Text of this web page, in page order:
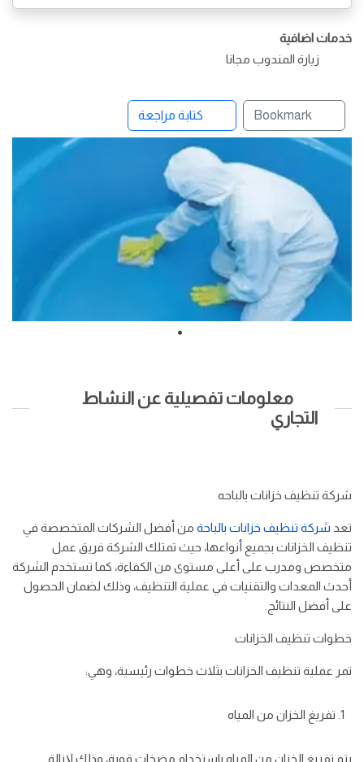
خدمات اضافية
زيارة المندوب مجانا
Bookmark كتابة مراجعة
معلومات تفصيلية عن النشاط
التجاري
شركة تنظيف خزانات بالباحه
تعد شركة تنظيف خزانات بالباحة من أفضل الشركات المتخصصة في
تنظيف الخزانات بجميع أنواعها، حيث تمتلك الشركة فريق عمل
متخصص ومدرب على أعلى مستوى من الكفاءة، كما تستخدم الشركة
أحدث المعدات والتقنيات في عملية التنظيف، وذلك لضمان الحصول
على أفضل النتائج.
خطوات تنظيف الخزانات
تمر عملية تنظيف الخزانات بثلاث خطوات رئيسية، وهي:
تفريغ الخزان من المياه
يتم تفريغ الخزان من المياه باستخدام مضخات قوية، وذلك لإزالة